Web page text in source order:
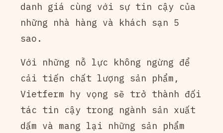
danh giá cùng với sự tin cậy của
những nhà hàng và khách sạn 5
sao.
Với những nỗ lực không ngừng để
cải tiến chất lượng sản phẩm,
Vietferm hy vọng sẽ trở thành đối
tác tin cậy trong ngành sản xuất
dấm và mang lại những sản phẩm